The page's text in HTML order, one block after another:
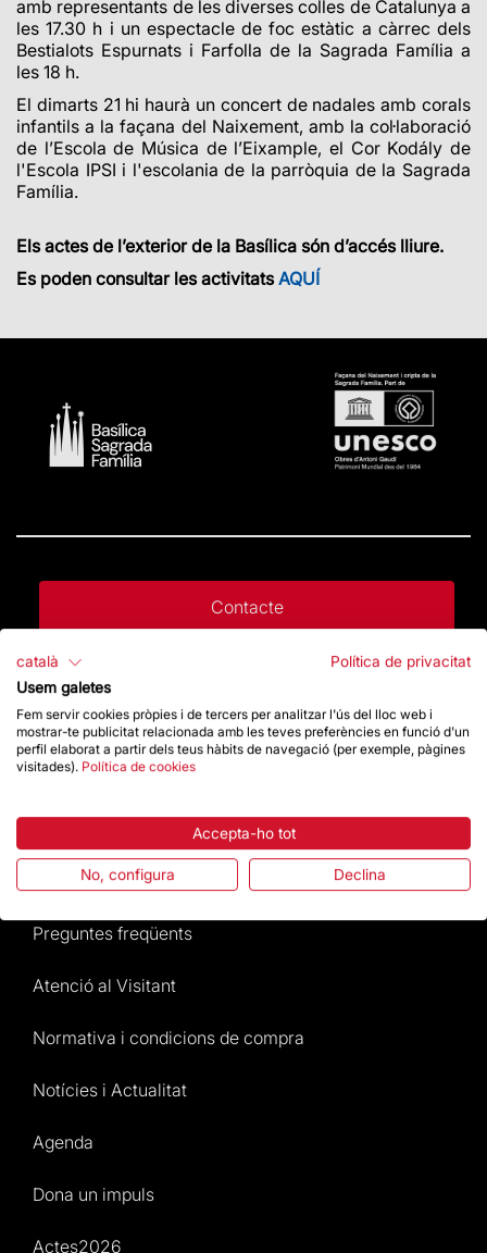
amb representants de les diverses colles de Catalunya a
les 17.30 h i un espectacle de foc estàtic a càrrec dels
Bestialots Espurnats i Farfolla de la Sagrada Família a
les 18 h.
El dimarts 21 hi haurà un concert de nadales amb corals
infantils a la façana del Naixement, amb la col·laboració
de l’Escola de Música de l’Eixample, el Cor Kodály de
l'Escola IPSI i l'escolania de la parròquia de la Sagrada
Família.
Els actes de l’exterior de la Basílica són d’accés lliure.
Es poden consultar les activitatsAQUÍ
Contacte
Botiga
La Fundació
Preguntes freqüents
Atenció al Visitant
Normativa i condicions de compra
Notícies i Actualitat
Agenda
Dona un impuls
Actes2026
català
Política de privacitat
Usem galetes
Fem servir cookies pròpies i de tercers per analitzar l'ús del lloc web i
mostrar-te publicitat relacionada amb les teves preferències en funció d'un
perfil elaborat a partir dels teus hàbits de navegació (per exemple, pàgines
visitades). Política de cookies
Accepta-ho tot
No, configura Declina